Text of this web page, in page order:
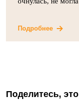
Подробнее
Поделитесь,